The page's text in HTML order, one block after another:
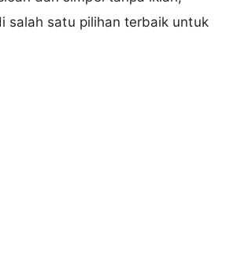
salah satu pilihan terbaik untuk